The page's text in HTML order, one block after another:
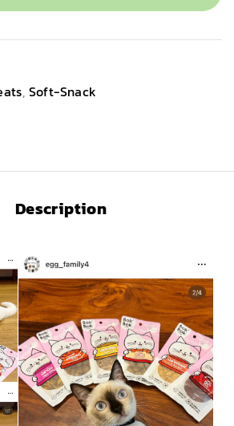
, Soft-Snack
Description